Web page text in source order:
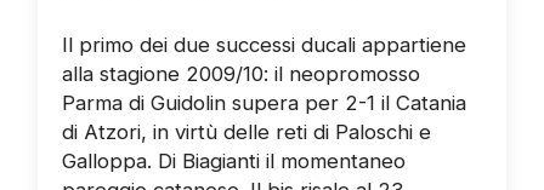
Il primo dei due successi ducali appartiene
alla stagione 2009/10: il neopromosso
Parma di Guidolin supera per 2-1 il Catania
di Atzori, in virtù delle reti di Paloschi e
Galloppa. Di Biagianti il momentaneo